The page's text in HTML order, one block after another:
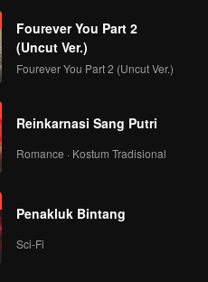
Fourever You Part 2
(Uncut Ver.)
Fourever You Part 2 (Uncut Ver.)
Reinkarnasi Sang Putri
Romance · Kostum Tradisional
Penakluk Bintang
Sci-Fi